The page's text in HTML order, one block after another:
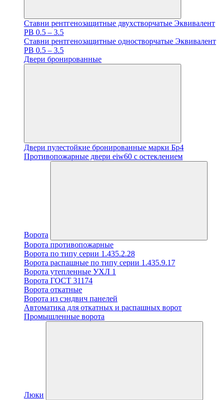
Ставни рентгенозащитные двухстворчатые Эквивалент
PB 0.5 – 3.5
Ставни рентгенозащитные одностворчатые Эквивалент
PB 0.5 – 3.5
Двери бронированные
Двери пулестойкие бронированные марки Бр4
Противопожарные двери eiw60 с остеклением
Ворота
Ворота противопожарные
Ворота по типу серии 1.435.2.28
Ворота распашные по типу серии 1.435.9.17
Ворота утепленные УХЛ 1
Ворота ГОСТ 31174
Ворота откатные
Ворота из сэндвич панелей
Автоматика для откатных и распашных ворот
Промышленные ворота
Люки